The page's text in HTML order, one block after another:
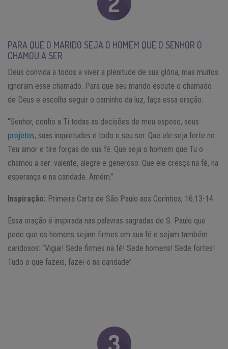
PARA QUE O MARIDO SEJA O HOMEM QUE O SENHOR O
CHAMOU A SER
Deus convida a todos a viver a plenitude de sua glória, mas muitos
ignoram esse chamado. Para que seu marido escute o chamado
de Deus e escolha seguir o caminho da luz, faça essa oração:
“Senhor, confio a Ti todas as decisões de meu esposo, seus
projetos, suas inquietudes e todo o seu ser. Que ele seja forte no
Teu amor e tire forças de sua fé. Que seja o homem que Tu o
chamou a ser: valente, alegre e generoso. Que ele cresça na fé, na
esperança e na caridade. Amém.”
Inspiração: Primeira Carta de São Paulo aos Coríntios, 16:13-14
Essa oração é inspirada nas palavras sagradas de S. Paulo que
pede que os homens sejam firmes em sua fé e sejam também
caridosos: “Vigiai! Sede firmes na fé! Sede homens! Sede fortes!
Tudo o que fazeis, fazei-o na caridade”